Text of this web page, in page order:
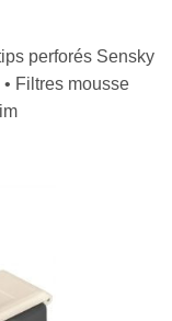
perforés Sensky
Filtres mousse